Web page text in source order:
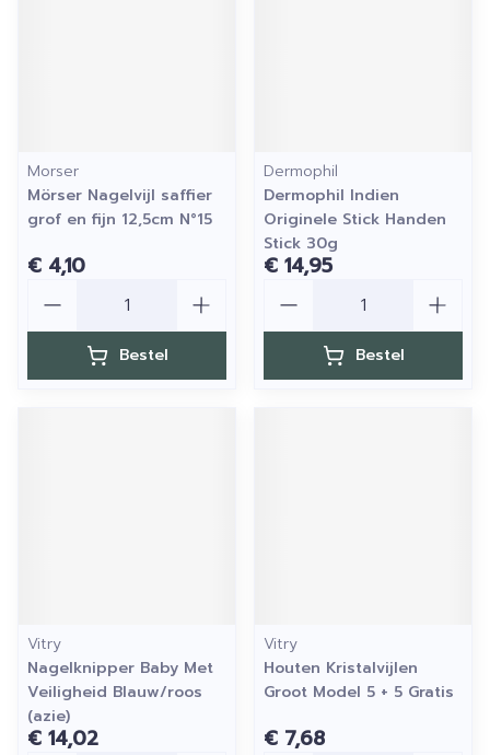
Morser
Mörser Nagelvijl saffier
grof en fijn 12,5cm N°15
€ 4,10
Bestel
Dermophil
Dermophil Indien
Originele Stick Handen
Stick 30g
€ 14,95
Bestel
Vitry
Nagelknipper Baby Met
Veiligheid Blauw/roos
(azie)
€ 14,02
Vitry
Houten Kristalvijlen
Groot Model 5 + 5 Gratis
€ 7,68